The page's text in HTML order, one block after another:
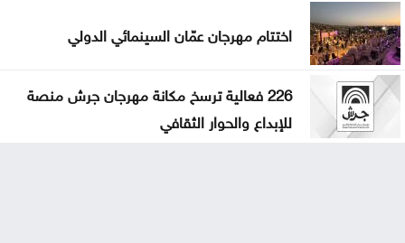
اختتام مهرجان عمّان السينمائي الدولي
226 فعالية ترسخ مكانة مهرجان جرش منصة
للإبداع والحوار الثقافي